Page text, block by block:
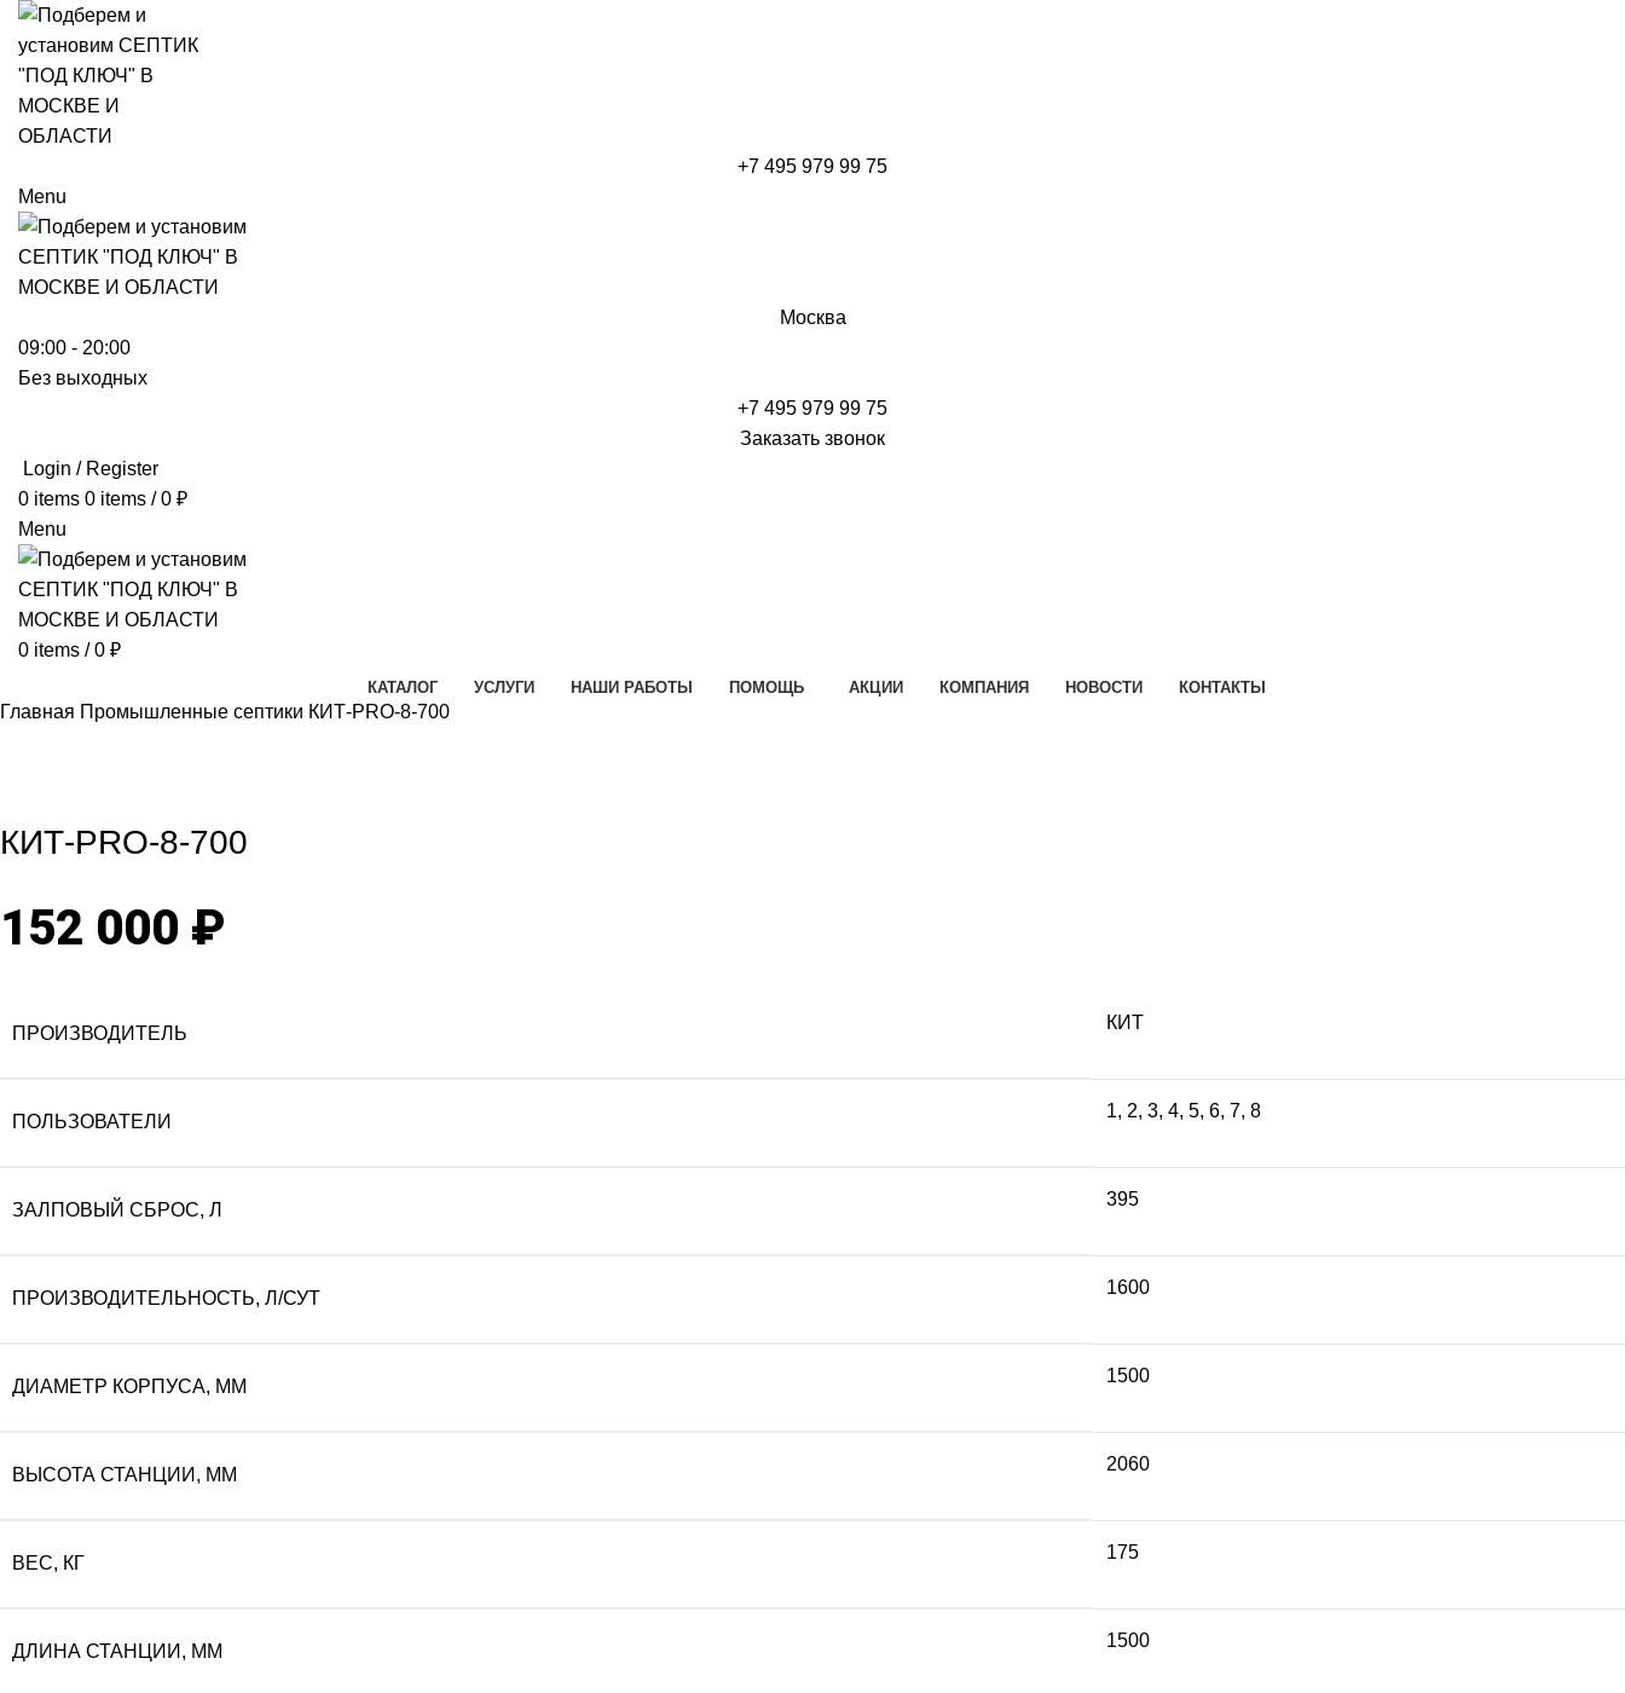
+7 495 979 99 75
Menu
Москва
09:00 - 20:00
Без выходных
+7 495 979 99 75
Заказать звонок
Login / Register
0 items 0 items / 0 ₽
Menu
0 items / 0 ₽
КАТАЛОГ УСЛУГИ НАШИ РАБОТЫ ПОМОЩЬ АКЦИИ КОМПАНИЯ НОВОСТИ КОНТАКТЫ
Главная Промышленные септики КИТ-PRO-8-700
КИТ-PRO-8-700
152 000 ₽
ПРОИЗВОДИТЕЛЬ
КИТ
ПОЛЬЗОВАТЕЛИ
1, 2, 3, 4, 5, 6, 7, 8
ЗАЛПОВЫЙ СБРОС, Л
395
ПРОИЗВОДИТЕЛЬНОСТЬ, Л/СУТ
1600
ДИАМЕТР КОРПУСА, ММ
1500
ВЫСОТА СТАНЦИИ, ММ
2060
ВЕС, КГ
175
ДЛИНА СТАНЦИИ, ММ
1500